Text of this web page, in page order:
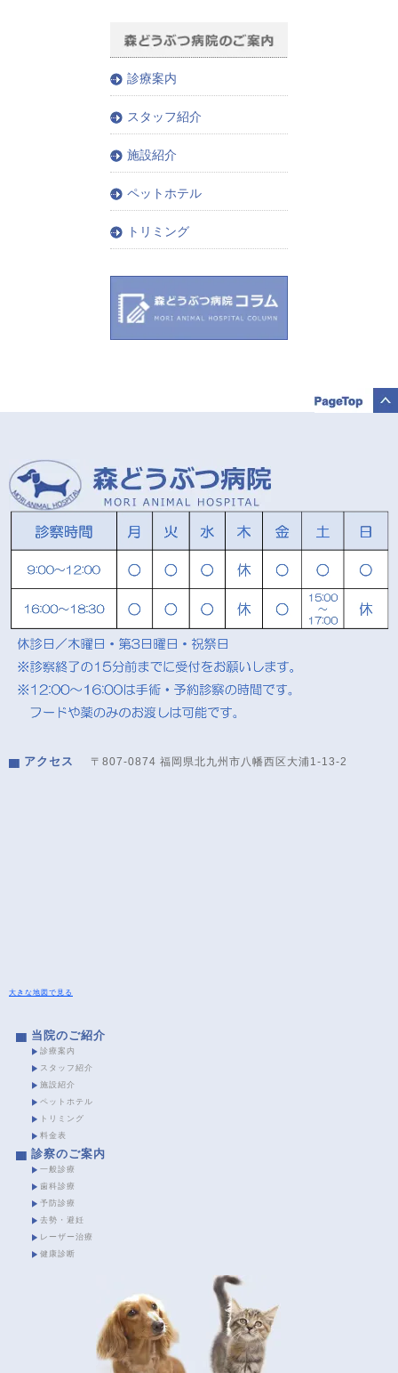
診療案内
スタッフ紹介
施設紹介
ペットホテル
トリミング
アクセス 〒807-0874 福岡県北九州市八幡西区大浦1-13-2
大きな地図で見る
当院のご紹介
診療案内
スタッフ紹介
施設紹介
ペットホテル
トリミング
料金表
診察のご案内
一般診療
歯科診療
予防診療
去勢・避妊
レーザー治療
健康診断